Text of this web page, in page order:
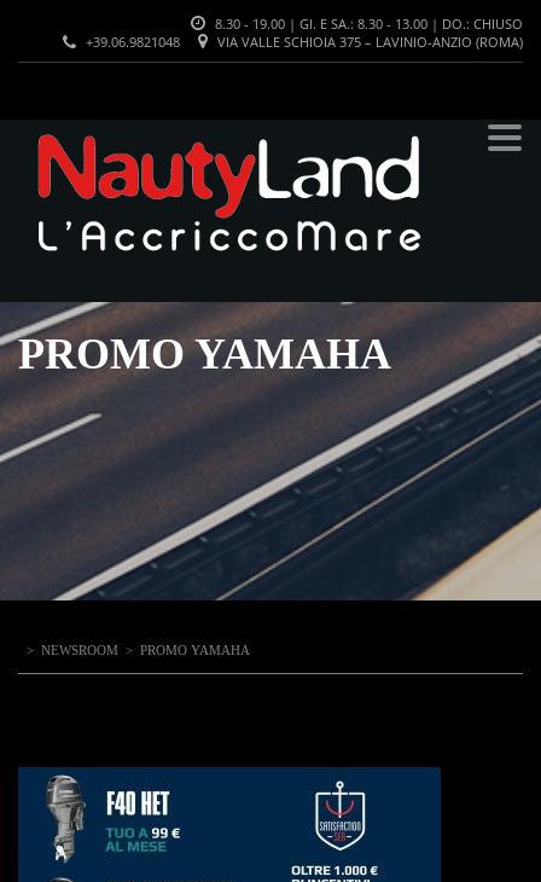
8.30 - 19.00 | GI. E SA.: 8.30 - 13.00 | DO.: CHIUSO
VIA VALLE SCHIOIA 375 – LAVINIO-ANZIO (ROMA)
+39.06.9821048
PROMO YAMAHA
> NEWSROOM > PROMO YAMAHA